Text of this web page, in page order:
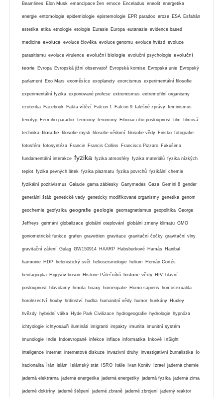
Beamlines Elon Musk emancipace žen emoce Enceladus eneolit energetika
energie entomologie epidemiologie epistemologie EPR paradox eroze ESA Esfahán
estetika etika etnologie etologie Eurasie Europa eutanazie evidence based
medicine evoluce evoluce člověka evoluce genomu evoluce hvězd evoluce
parasitismu evoluce virulence evoluční biologie evoluční psychologie evoluční
teorie Evropa Evropská jižní observatoř Evropská komise Evropská unie Evropský
parlament Exo Mars exoměsíce exoplanety exorcismus experimentální filosofie
experimentální fyzika exponované profese extremismus extremofilní organismy
ezoterika Facebook Fakta vítězí Falcon 1 Falcon 9 falešné zprávy feminismus
fenotyp Fermiho paradox fermiony feromony Fibonacciho posloupnost film filmová
technika filosofie filosofie mysli filosofie vědomí filosofie vědy Finsko fotografie
fotosféra fotosyntéza Francie Francis Collins Francisco Pizzaro Fukušima
fundamentální interakce fyzika fyzika atmosféry fyzika materiálů fyzika nízkých
teplot fyzika pevných látek fyzika plazmatu fyzika povrchů fyzikální chemie
fyzikální pozitivismus Galaxie gama záblesky Ganymedes Gaza Gemini 8 gender
generální štáb genetické vady geneticky modifikované organismy genetika genom
geochemie geofyzika geografie geologie geomagnetismus geopolitika George
Jeffreys germáni globalizace globální oteplování globální zmeny klimatu GMO
goniometrické funkce grafen gravettien gravitace gravitační čočky gravitační vlny
gravitační záření Gulag GW150914 HAARP Habsburkové Hamás Hanibal
harmonie HDP helenistický svět helioseismologie helium Hernán Cortés
heutagogika Higgsův boson Historie Pátečníků historie vědy HIV hlavní
posloupnost hlavolamy hmota hoaxy homeopatie Homo sapiens homosexualita
horolezectví houby hrdinství hudba humanitní vědy humor hurikány Huxley
hvězdy hybridní válka Hyde Park Civilizace hydrogeografie hydrologie hypnóza
ichtyologie ichtyosauři ilumináti imigranti impakty imunita imunitní systém
imunologie Indie Indoevropané infekce inflace informatika Inkové InSight
inteligence internet internetové diskuze invazivní druhy investigativní žurnalistika Io
iracionalita Írán islám Islámský stát ISRO Itálie Ivan Koněv Izrael jaderná chemie
jaderná elektrárna jaderná energetika jaderná energetiky jaderná fyzika jaderná zima
jaderné doktríny jaderné štěpení jaderné zbraně jaderné zbrojení jaderný reaktor